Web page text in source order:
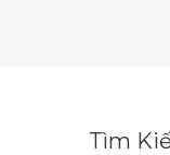
Tìm